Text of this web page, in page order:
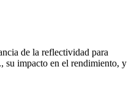
de la reflectividad para
su impacto en el rendimiento, y